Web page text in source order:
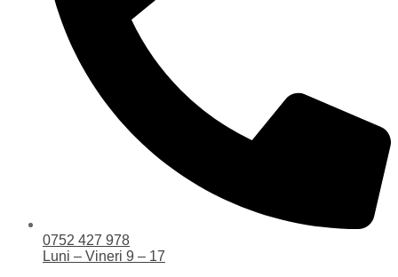
0752 427 978
Luni – Vineri 9 – 17